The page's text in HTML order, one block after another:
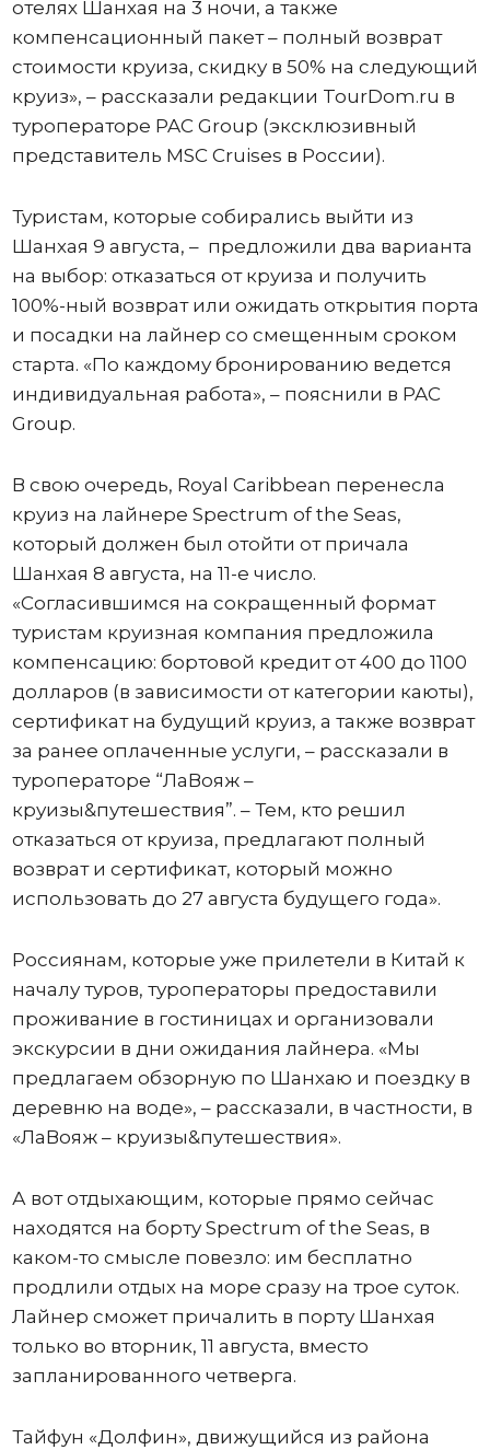
отелях Шанхая на 3 ночи, а также
компенсационный пакет – полный возврат
стоимости круиза, скидку в 50% на следующий
круиз», – рассказали редакции TourDom.ru в
туроператоре PAC Group (эксклюзивный
представитель MSC Cruises в России).
Туристам, которые собирались выйти из
Шанхая 9 августа, – предложили два варианта
на выбор: отказаться от круиза и получить
100%-ный возврат или ожидать открытия порта
и посадки на лайнер со смещенным сроком
старта. «По каждому бронированию ведется
индивидуальная работа», – пояснили в PAC
Group.
В свою очередь, Royal Caribbean перенесла
круиз на лайнере Spectrum of the Seas,
который должен был отойти от причала
Шанхая 8 августа, на 11-е число.
«Согласившимся на сокращенный формат
туристам круизная компания предложила
компенсацию: бортовой кредит от 400 до 1100
долларов (в зависимости от категории каюты),
сертификат на будущий круиз, а также возврат
за ранее оплаченные услуги, – рассказали в
туроператоре “ЛаВояж –
круизы&путешествия”. – Тем, кто решил
отказаться от круиза, предлагают полный
возврат и сертификат, который можно
использовать до 27 августа будущего года».
Россиянам, которые уже прилетели в Китай к
началу туров, туроператоры предоставили
проживание в гостиницах и организовали
экскурсии в дни ожидания лайнера. «Мы
предлагаем обзорную по Шанхаю и поездку в
деревню на воде», – рассказали, в частности, в
«ЛаВояж – круизы&путешествия».
А вот отдыхающим, которые прямо сейчас
находятся на борту Spectrum of the Seas, в
каком-то смысле повезло: им бесплатно
продлили отдых на море сразу на трое суток.
Лайнер сможет причалить в порту Шанхая
только во вторник, 11 августа, вместо
запланированного четверга.
Тайфун «Долфин», движущийся из района